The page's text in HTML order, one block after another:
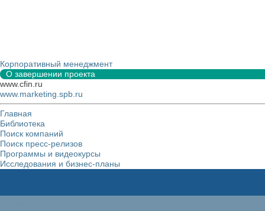
Корпоративный менеджмент
О завершении проекта
www.cfin.ru
www.marketing.spb.ru
Главная
Библиотека
Поиск компаний
Поиск пресс-релизов
Программы и видеокурсы
Исследования и бизнес-планы